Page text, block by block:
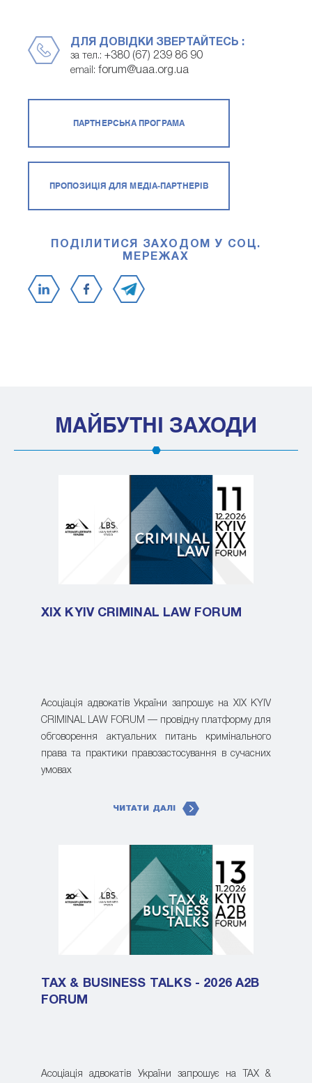
ДЛЯ ДОВІДКИ ЗВЕРТАЙТЕСЬ :
за тел.: +380 (67) 239 86 90
email: forum@uaa.org.ua
ПАРТНЕРСЬКА ПРОГРАМА
ПРОПОЗИЦІЯ ДЛЯ МЕДІА-ПАРТНЕРІВ
ПОДІЛИТИСЯ ЗАХОДОМ У СОЦ.
МЕРЕЖАХ
МАЙБУТНІ ЗАХОДИ
XIX KYIV CRIMINAL LAW FORUM
Асоціація адвокатів України запрошує на XIX KYIV
CRIMINAL LAW FORUM — провідну платформу для
обговорення актуальних питань кримінального
права та практики правозастосування в сучасних
умовах
ЧИТАТИ ДАЛІ
TAX & BUSINESS TALKS - 2026 A2B
FORUM
Асоціація адвокатів України запрошує на TAX &